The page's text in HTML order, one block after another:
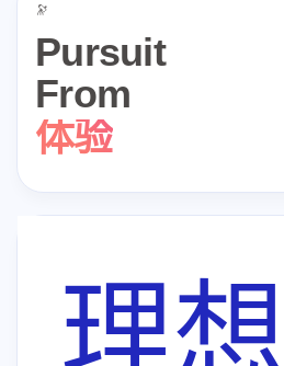
🔭
Pursuit
From
学习
生活
程序
体验
理